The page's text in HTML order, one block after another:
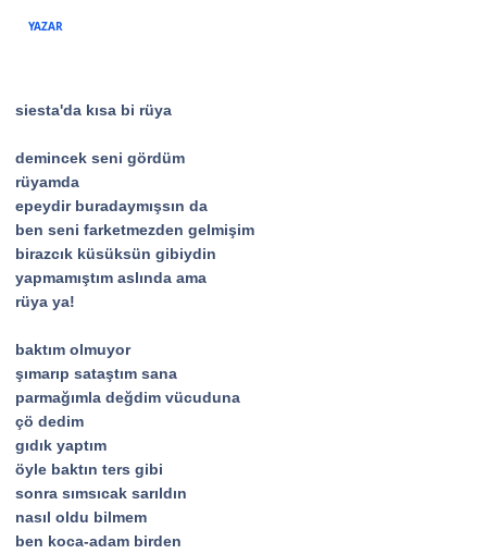
YAZAR
siesta'da kısa bi rüya
demincek seni gördüm
rüyamda
epeydir buradaymışsın da
ben seni farketmezden gelmişim
birazcık küsüksün gibiydin
yapmamıştım aslında ama
rüya ya!
baktım olmuyor
şımarıp sataştım sana
parmağımla değdim vücuduna
çö dedim
gıdık yaptım
öyle baktın ters gibi
sonra sımsıcak sarıldın
nasıl oldu bilmem
ben koca-adam birden